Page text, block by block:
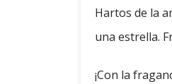
Hartos de la
una estrella.
¡Con la